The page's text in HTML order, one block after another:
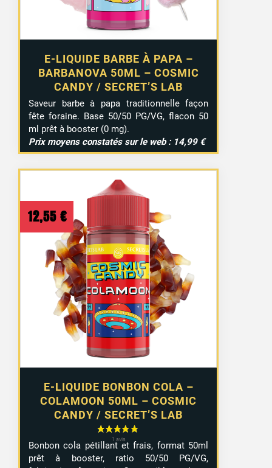
E-LIQUIDE BARBE À PAPA –
BARBANOVA 50ML – COSMIC
CANDY / SECRET’S LAB
Saveur barbe à papa traditionnelle façon
fête foraine. Base 50/50 PG/VG, flacon 50
ml prêt à booster (0 mg).
Prix moyens constatés sur le web : 14,99 €
E-LIQUIDE BONBON COLA –
COLAMOON 50ML – COSMIC
CANDY / SECRET’S LAB
12,55 €
Bonbon cola pétillant et frais, format 50ml
prêt à booster, ratio 50/50 PG/VG,